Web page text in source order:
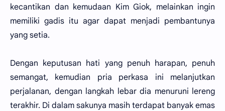
kecantikan dan kemudaan Kim Giok, melainkan ingin
memiliki gadis itu agar dapat menjadi pembantunya
yang setia.
Dengan keputusan hati yang penuh harapan, penuh
semangat, kemudian pria perkasa ini melanjutkan
perjalanan, dengan langkah lebar dia menuruni lereng
terakhir. Di dalam sakunya masih terdapat banyak emas